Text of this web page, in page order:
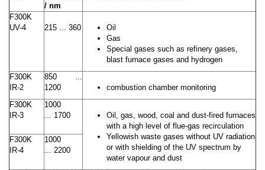
/ nm
F300K
UV-4
215 ... 360
Oil
Gas
Special gases such as refinery gases,
blast furnace gases and hydrogen
F300K
IR-2
850 ...
1200
combustion chamber monitoring
F300K
IR-3
1000
... 1700
Oil, gas, wood, coal and dust-fired furnaces
with a high level of flue-gas recirculation
Yellowish waste gases without UV radiation
or with shielding of the UV spectrum by
water vapour and dust
F300K
IR-4
1000
... 2200